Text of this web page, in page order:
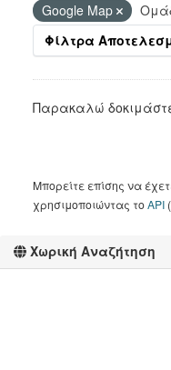
Χωρική Αναζήτηση
Google Map
Φίλτρα
Παρακαλώ
Μπορείτε επίσης να
χρησιμοποιώντας τοAPI